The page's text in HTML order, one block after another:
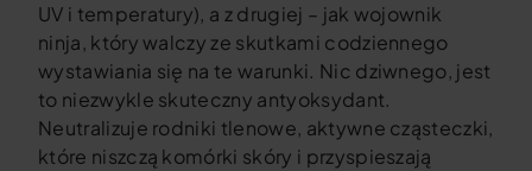
UV i temperatury), a z drugiej – jak wojownik
ninja, który walczy ze skutkami codziennego
wystawiania się na te warunki. Nic dziwnego, jest
to niezwykle skuteczny antyoksydant.
Neutralizuje rodniki tlenowe, aktywne cząsteczki,
które niszczą komórki skóry i przyspieszają